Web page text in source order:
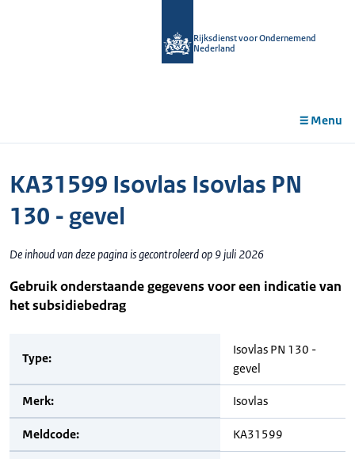
Rijksdienst voor Ondernemend
Nederland
Menu
KA31599 Isovlas Isovlas PN
130 - gevel
De inhoud van deze pagina is gecontroleerd op 9 juli 2026
Gebruik onderstaande gegevens voor een indicatie van
het subsidiebedrag
Type:
Isovlas PN 130 -
gevel
Merk: Isovlas
Meldcode: KA31599